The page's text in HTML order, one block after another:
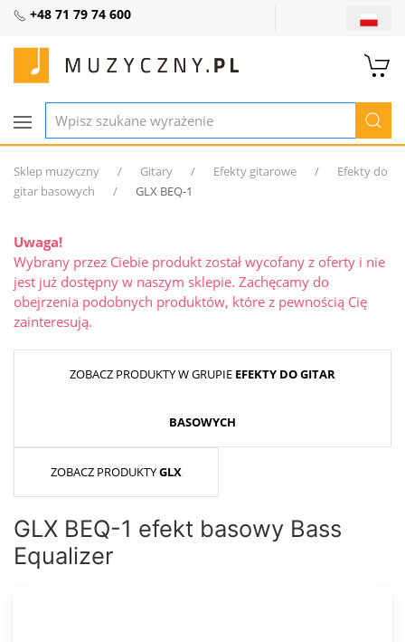
+48 71 79 74 600
Sklep muzyczny Gitary Efekty gitarowe
Efekty do
gitar basowych
GLX BEQ-1
Uwaga!
Wybrany przez Ciebie produkt został wycofany z oferty i nie
jest już dostępny w naszym sklepie. Zachęcamy do
obejrzenia podobnych produktów, które z pewnością Cię
zainteresują.
ZOBACZ PRODUKTY W GRUPIE EFEKTY DO GITAR
BASOWYCH
ZOBACZ PRODUKTYGLX
GLX BEQ-1 efekt basowy Bass
Equalizer